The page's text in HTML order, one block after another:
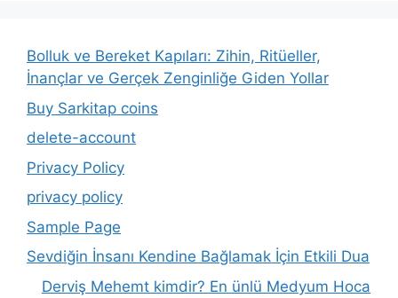
Bolluk ve Bereket Kapıları: Zihin, Ritüeller,
İnançlar ve Gerçek Zenginliğe Giden Yollar
Buy Sarkitap coins
delete-account
Privacy Policy
privacy policy
Sample Page
Sevdiğin İnsanı Kendine Bağlamak İçin Etkili Dua
Derviş Mehemt kimdir? En ünlü Medyum Hoca